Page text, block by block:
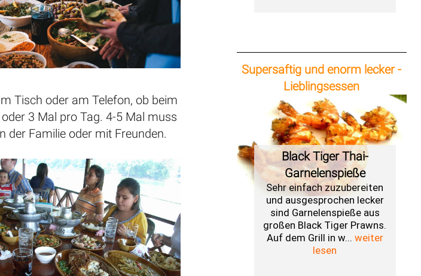
Tisch oder am Telefon, ob beim
3 Mal pro Tag. 4-5 Mal muss
der Familie oder mit Freunden.
Supersaftig und enorm lecker -
Lieblingsessen
Black Tiger Thai-
Garnelenspieße
Sehr einfach zuzubereiten
und ausgesprochen lecker
sind Garnelenspieße aus
großen Black Tiger Prawns.
Auf dem Grill in w... weiter
lesen